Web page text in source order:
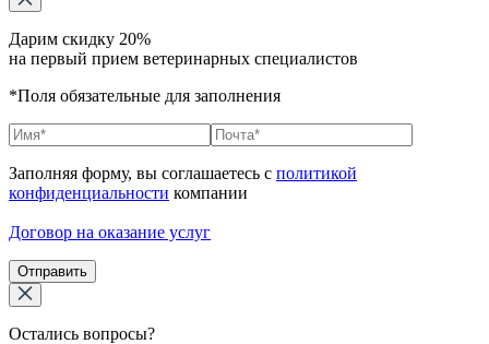
Дарим скидку 20%
на первый прием ветеринарных специалистов
*Поля обязательные для заполнения
Заполняя форму, вы соглашаетесь с политикой
конфиденциальности компании
Договор на оказание услуг
Отправить
Остались вопросы?